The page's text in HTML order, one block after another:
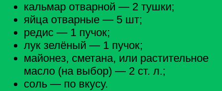
кальмар отварной — 2 тушки;
яйца отварные — 5 шт;
редис — 1 пучок;
лук зелёный — 1 пучок;
майонез, сметана, или растительное
масло (на выбор) — 2 ст. л.;
соль — по вкусу.